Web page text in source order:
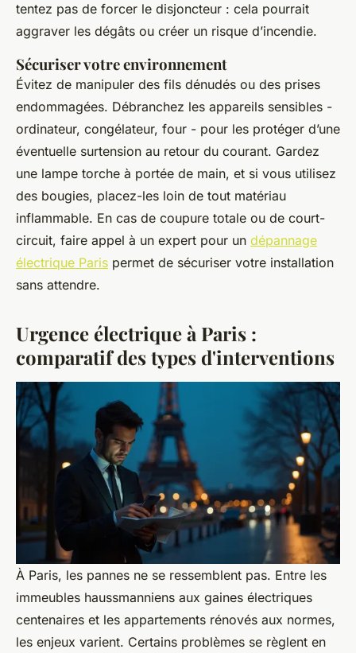
tentez pas de forcer le disjoncteur : cela pourrait
aggraver les dégâts ou créer un risque d’incendie.
Sécuriser votre environnement
Évitez de manipuler des fils dénudés ou des prises
endommagées. Débranchez les appareils sensibles -
ordinateur, congélateur, four - pour les protéger d’une
éventuelle surtension au retour du courant. Gardez
une lampe torche à portée de main, et si vous utilisez
des bougies, placez-les loin de tout matériau
inflammable. En cas de coupure totale ou de court-
circuit, faire appel à un expert pour un dépannage
électrique Paris permet de sécuriser votre installation
sans attendre.
Urgence électrique à Paris :
comparatif des types d'interventions
À Paris, les pannes ne se ressemblent pas. Entre les
immeubles haussmanniens aux gaines électriques
centenaires et les appartements rénovés aux normes,
les enjeux varient. Certains problèmes se règlent en